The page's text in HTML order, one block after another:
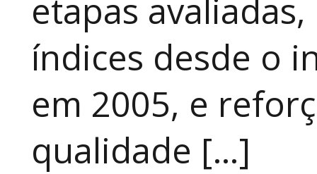
etapas
índices desde o
em 2005, e
qualidade […]